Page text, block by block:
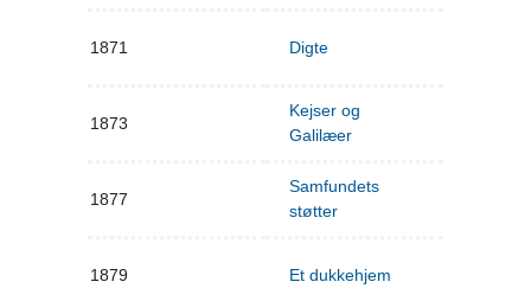
1871 Digte
1873
Kejser og
Galilæer
1877
Samfundets
støtter
1879 Et dukkehjem